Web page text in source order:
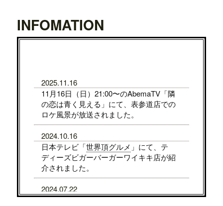
INFOMATION
2025.11.16
11月16日（日）21:00〜のAbemaTV「隣
の恋は青く見える」にて、表参道店での
ロケ風景が放送されました。
2024.10.16
日本テレビ「世界頂グルメ 」にて、テ
ディーズビガーバーガーワイキキ店が紹
介されました。
2024.07.22
7/31から8/5まで、京都タカシマヤに、TE